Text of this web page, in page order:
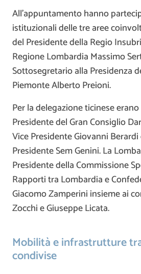
All’appuntamento hanno
istituzionali delle tre aree
del Presidente della Regio
Regione Lombardia Massimo
Sottosegretario alla Presidenza
PiemonteAlberto Preioni.
Per la delegazione ticinese
Presidente del Gran Consiglio
Vice PresidenteGiovanni Berardi
PresidenteSem Genini. La
Presidente della Commissione
Rapporti tra Lombardia e
Giacomo Zamperini insieme ai
ZocchieGiuseppe Licata.
Mobilità e infrastrutture
condivise